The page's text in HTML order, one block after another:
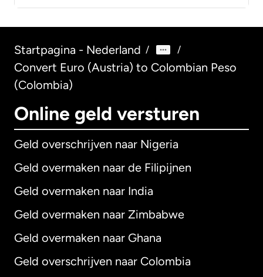
Startpagina - Nederland / /
Convert Euro (Austria) to Colombian Peso
(Colombia)
Online geld versturen
Geld overschrijven naar Nigeria
Geld overmaken naar de Filipijnen
Geld overmaken naar India
Geld overmaken naar Zimbabwe
Geld overmaken naar Ghana
Geld overschrijven naar Colombia